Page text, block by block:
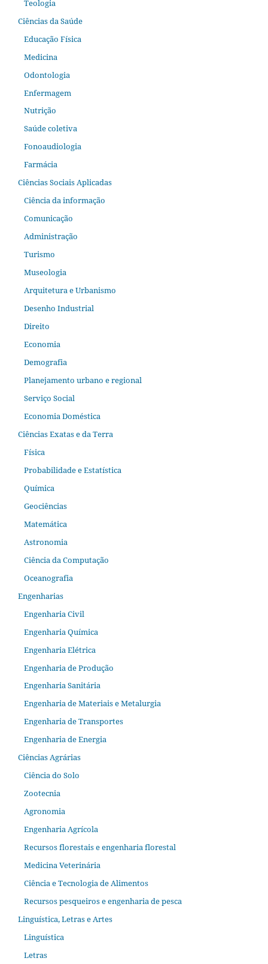
Teologia
Ciências da Saúde
Educação Física
Medicina
Odontologia
Enfermagem
Nutrição
Saúde coletiva
Fonoaudiologia
Farmácia
Ciências Sociais Aplicadas
Ciência da informação
Comunicação
Administração
Turismo
Museologia
Arquitetura e Urbanismo
Desenho Industrial
Direito
Economia
Demografia
Planejamento urbano e regional
Serviço Social
Economia Doméstica
Ciências Exatas e da Terra
Física
Probabilidade e Estatística
Química
Geociências
Matemática
Astronomia
Ciência da Computação
Oceanografia
Engenharias
Engenharia Civil
Engenharia Química
Engenharia Elétrica
Engenharia de Produção
Engenharia Sanitária
Engenharia de Materiais e Metalurgia
Engenharia de Transportes
Engenharia de Energia
Ciências Agrárias
Ciência do Solo
Zootecnia
Agronomia
Engenharia Agrícola
Recursos florestais e engenharia florestal
Medicina Veterinária
Ciência e Tecnologia de Alimentos
Recursos pesqueiros e engenharia de pesca
Linguística, Letras e Artes
Linguística
Letras